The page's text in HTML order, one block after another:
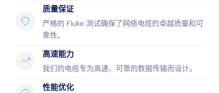
质量保证
严格的 Fluke 测试确保了网络电缆的卓越质量和可
靠性。
高速能力
我们的电缆专为高速、可靠的数据传输而设计。
性能优化